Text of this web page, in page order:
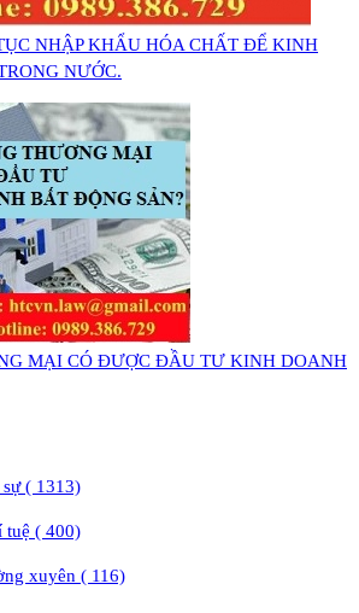
NHẬP KHẨU HÓA CHẤT ĐỂ KINH
NƯỚC.
MẠI CÓ ĐƯỢC ĐẦU TƯ KINH DOANH
( 1313)
tuệ ( 400)
xuyên ( 116)